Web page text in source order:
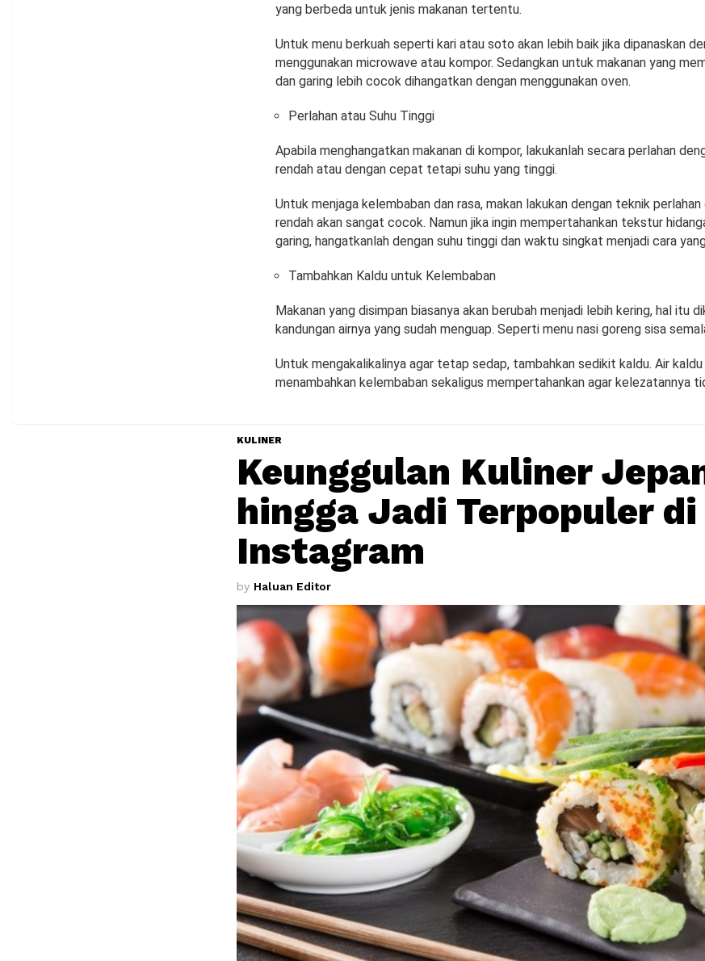
yang berbeda untuk jenis makanan tertentu.
Untuk menu berkuah seperti kari atau soto akan lebih baik jika dipanaskan
menggunakan microwave atau kompor. Sedangkan untuk makanan yang
dan garing lebih cocok dihangatkan dengan menggunakan oven.
Perlahan atau Suhu Tinggi
Apabila menghangatkan makanan di kompor, lakukanlah secara perlahan
rendah atau dengan cepat tetapi suhu yang tinggi.
Untuk menjaga kelembaban dan rasa, makan lakukan dengan teknik perlahan
rendah akan sangat cocok. Namun jika ingin mempertahankan tekstur
garing, hangatkanlah dengan suhu tinggi dan waktu singkat menjadi cara
Tambahkan Kaldu untuk Kelembaban
Makanan yang disimpan biasanya akan berubah menjadi lebih kering, hal itu
kandungan airnya yang sudah menguap. Seperti menu nasi goreng sisa
Untuk mengakalikalinya agar tetap sedap, tambahkan sedikit kaldu. Air kaldu
menambahkan kelembaban sekaligus mempertahankan agar kelezatannya
KULINER
Keunggulan Kuliner
hingga Jadi Terpopuler di
Instagram
by Haluan Editor